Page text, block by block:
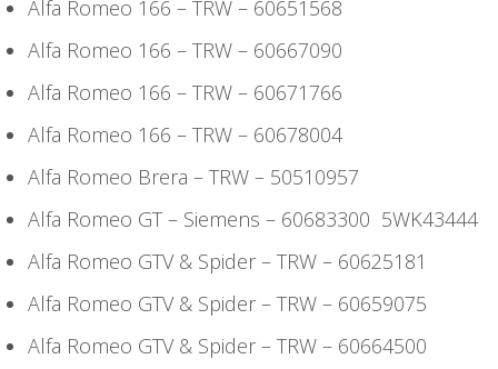
Alfa Romeo 166 – TRW – 60651568
Alfa Romeo 166 – TRW – 60667090
Alfa Romeo 166 – TRW – 60671766
Alfa Romeo 166 – TRW – 60678004
Alfa Romeo Brera – TRW – 50510957
Alfa Romeo GT – Siemens – 60683300 5WK43444
Alfa Romeo GTV & Spider – TRW – 60625181
Alfa Romeo GTV & Spider – TRW – 60659075
Alfa Romeo GTV & Spider – TRW – 60664500